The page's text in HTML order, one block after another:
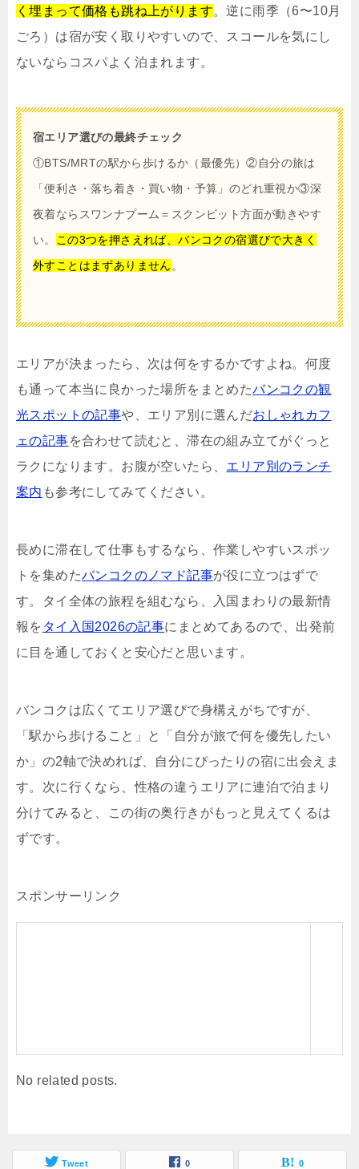
く埋まって価格も跳ね上がります。逆に雨季（6〜10月
ごろ）は宿が安く取りやすいので、スコールを気にし
ないならコスパよく泊まれます。
宿エリア選びの最終チェック
①BTS/MRTの駅から歩けるか（最優先）②自分の旅は
「便利さ・落ち着き・買い物・予算」のどれ重視か③深
夜着ならスワンナプーム＝スクンビット方面が動きやす
い。
この3つを押さえれば、バンコクの宿選びで大きく
外すことはまずありません 。
エリアが決まったら、次は何をするかですよね。何度
も通って本当に良かった場所をまとめたバンコクの観
光スポットの記事や、エリア別に選んだおしゃれカフ
ェの記事を合わせて読むと、滞在の組み立てがぐっと
ラクになります。お腹が空いたら、 エリア別のランチ
案内 も参考にしてみてください。
長めに滞在して仕事もするなら、作業しやすいスポッ
トを集めたバンコクのノマド記事が役に立つはずで
す。タイ全体の旅程を組むなら、入国まわりの最新情
報を タイ入国2026の記事にまとめてあるので、出発前
に目を通しておくと安心だと思います。
バンコクは広くてエリア選びで身構えがちですが、
「駅から歩けること」と「自分が旅で何を優先したい
か」の2軸で決めれば、自分にぴったりの宿に出会えま
す。次に行くなら、性格の違うエリアに連泊で泊まり
分けてみると、この街の奥行きがもっと見えてくるは
ずです。
スポンサーリンク
No related posts.
Tweet 0 0